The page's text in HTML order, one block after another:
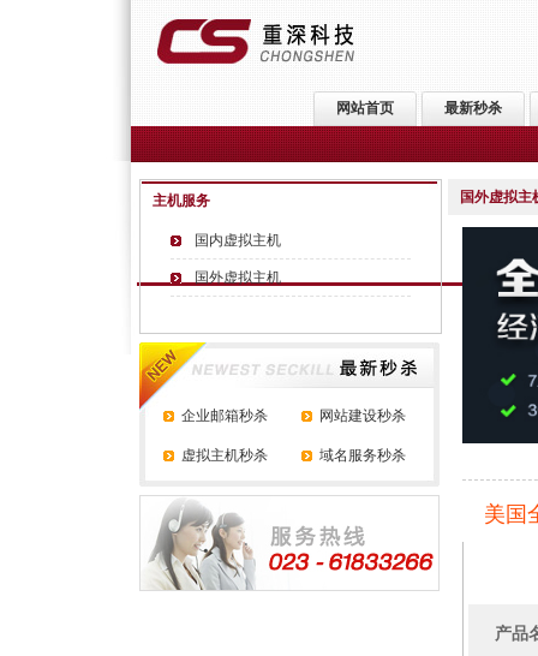
网站首页 最新秒杀
主机服务
国内虚拟主机
国外虚拟主机
企业邮箱秒杀 网站建设秒杀
虚拟主机秒杀 域名服务秒杀
国外虚拟主
美国
产品